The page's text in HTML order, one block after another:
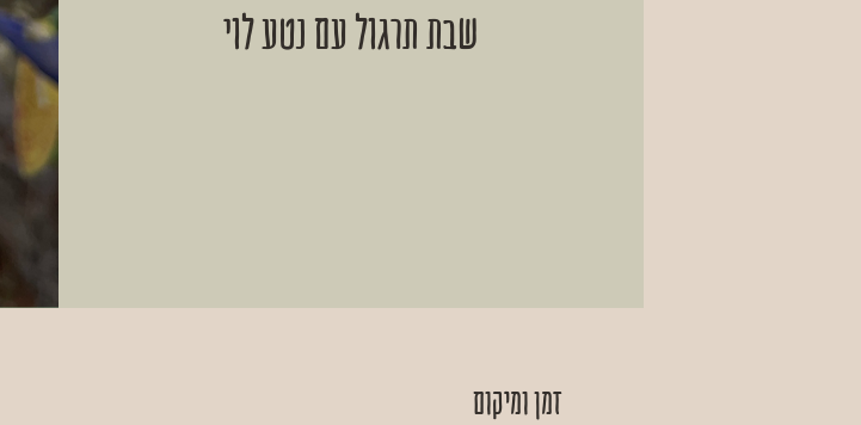
שבת תרגול עם נטע לוי
זמן ומיקום